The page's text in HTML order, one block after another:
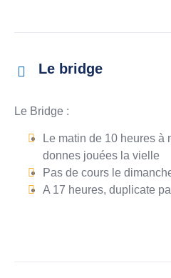
Le bridge
Le Bridge :
Le matin de 10 heures à
donnes jouées la vielle
Pas de cours le
A 17 heures, duplicate